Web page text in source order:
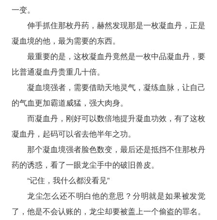
一变。
伸手抓住那枚丹药，赫然发现那是一枚凝血丹，正是
凝血境的他，最为需要的东西。
最重要的是，这枚凝血丹竟然是一枚中品凝血丹，要
比普通凝血丹贵重几十倍。
凝血境强者，需要借助天地灵气，凝练血脉，让自己
的气血更加霸道威猛，强大肉身。
而凝血丹，刚好可以数倍地提升凝血功效，有了这枚
凝血丹，起码可以省去他半年之功。
那个凝血境强者脸色数变，最后还是抵挡不住那枚丹
药的诱惑，看了一眼龙尘手中的破旧兽皮。
“记住，我什么都没看见”
龙尘怎么还不明白他的意思？分明就是如果被发觉
了，他是不会认账的，龙尘却要被盖上一个偷盗的罪名。